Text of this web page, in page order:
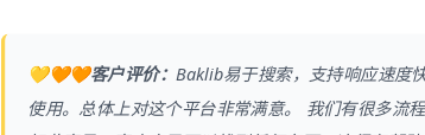
💛🧡🧡客户评价： Baklib易于搜索，支持响应速度
使用。总体上对这个平台非常满意。 我们有很多流